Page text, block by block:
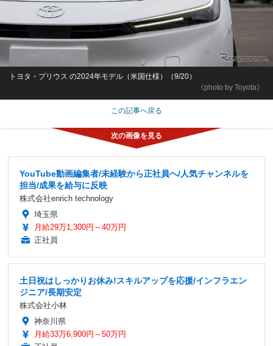
《photo by Toyota》
トヨタ・プリウス の2024年モデル（米国仕様）（9/20）
この記事へ戻る
YouTube動画編集者/未経験から正社員へ/人気チャンネルを
担当/成果を給与に反映
株式会社enrich technology
埼玉県
月給29万1,300円～40万円
正社員
土日祝はしっかりお休み!スキルアップを応援/インフラエン
ジニア/長期安定
株式会社小林
神奈川県
月給33万6,900円～50万円